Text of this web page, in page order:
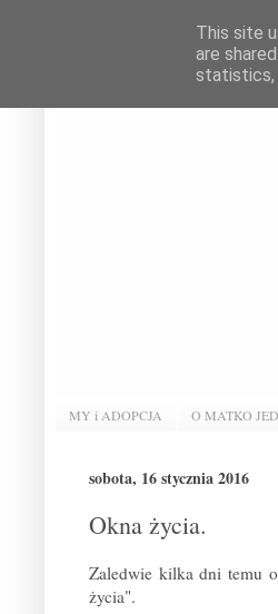
MY i ADOPCJA O MATKO
sobota, 16 stycznia 2016
Okna życia.
Zaledwie kilka dni temu
życia".
This site
are
statistics,